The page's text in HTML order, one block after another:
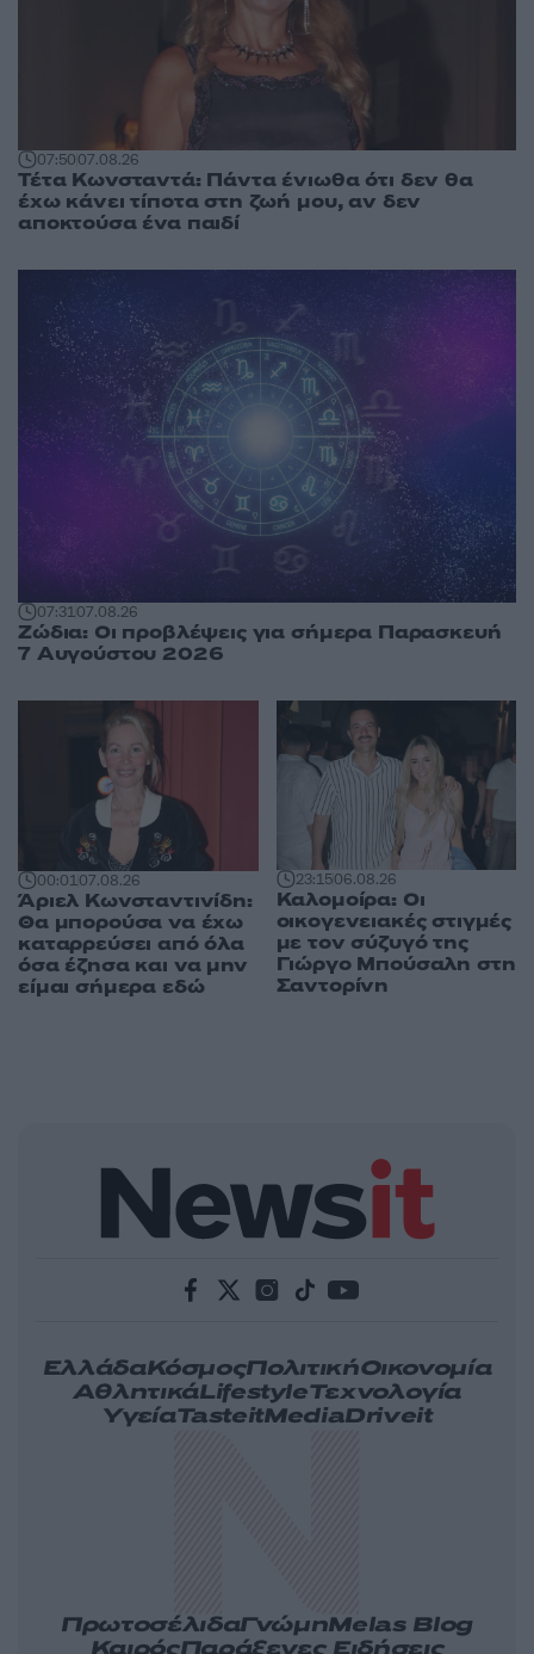
07:5007.08.26
Τέτα Κωνσταντά: Πάντα ένιωθα ότι δεν θα
έχω κάνει τίποτα στη ζωή μου, αν δεν
αποκτούσα ένα παιδί
07:3107.08.26
Ζώδια: Οι προβλέψεις για σήμερα Παρασκευή
7 Αυγούστου 2026
00:0107.08.26
Άριελ Κωνσταντινίδη:
Θα μπορούσα να έχω
καταρρεύσει από όλα
όσα έζησα και να μην
είμαι σήμερα εδώ
23:1506.08.26
Καλομοίρα: Οι
οικογενειακές στιγμές
με τον σύζυγό της
Γιώργο Μπούσαλη στη
Σαντορίνη
ΕλλάδαΚόσμοςΠολιτικήΟικονομία
ΑθλητικάLifestyleΤεχνολογία
ΥγείαTasteitMediaDriveit
ΠρωτοσέλιδαΓνώμηMelas Blog